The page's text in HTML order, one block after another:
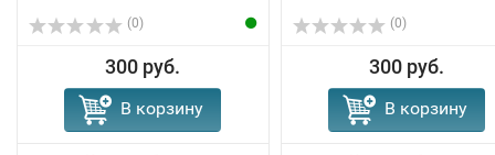
(0)
300 руб.
В корзину
(0)
300 руб.
В корзину